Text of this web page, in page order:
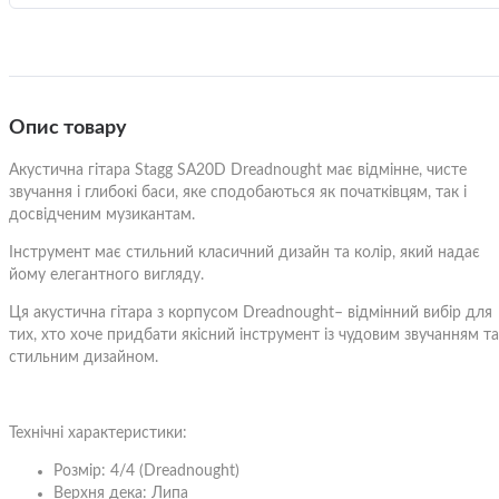
Опис товару
Акустична гітара Stagg SA20D Dreadnought має відмінне, чисте
звучання і глибокі баси, яке сподобаються як початківцям, так і
досвідченим музикантам.
Інструмент має стильний класичний дизайн та колір, який надає
йому елегантного вигляду.
Ця акустична гітара з корпусом Dreadnought– відмінний вибір для
тих, хто хоче придбати якісний інструмент із чудовим звучанням та
стильним дизайном.
Технічні характеристики:
Розмір: 4/4 (Dreadnought)
Верхня дека: Липа